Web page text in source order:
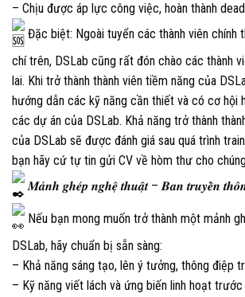
– Chịu được áp lực công việc, hoàn thành
Đặc biệt: Ngoài tuyển các thành viên
chí trên, DSLab cũng rất đón chào các thành
lai. Khi trở thành thành viên tiềm năng của
hướng dẫn các kỹ năng cần thiết và có cơ hội
các dự án của DSLab. Khả năng trở thành
của DSLab sẽ được đánh giá sau quá trình
bạn hãy cứ tự tin gửi CV về hòm thư cho
𝑴𝒂̉𝒏𝒉 𝒈𝒉𝒆́𝒑 𝒏𝒈𝒉𝒆̣̂ 𝒕𝒉𝒖𝒂̣̂𝒕 – 𝑩𝒂𝒏 𝒕𝒓𝒖𝒚𝒆̂̀𝒏
Nếu bạn mong muốn trở thành một mảnh
DSLab, hãy chuẩn bị sẵn sàng:
– Khả năng sáng tạo, lên ý tưởng, thông điệp
– Kỹ năng viết lách và ứng biến linh hoạt